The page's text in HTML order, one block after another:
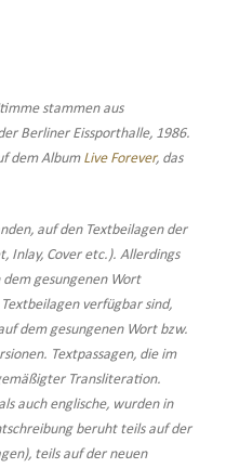
stammen aus
Berliner Eissporthalle, 1986.
dem Album Live Forever, das
auf den Textbeilagen der
Inlay, Cover etc.). Allerdings
gesungenen Wort
verfügbar sind,
dem gesungenen Wort bzw.
Textpassagen, die im
Transliteration.
auch englische, wurden in
beruht teils auf der
teils auf der neuen